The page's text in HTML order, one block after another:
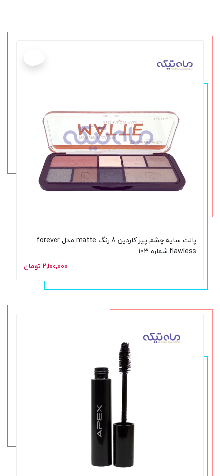
پالت سایه چشم پیر کاردین 8 رنگ matte مدل forever
flawless شماره 103
۲,۱۰۰,۰۰۰ تومان